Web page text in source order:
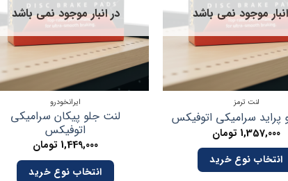
موجود نمی باشد
لنت ترمز
پراید سرامیکی اتوفیکس
1,357,000 تومان
انتخاب نوع خرید
در انبار موجود نمی باشد
ایرانخودرو
لنت جلو پیکان سرامیکی
اتوفیکس
1,449,000 تومان
انتخاب نوع خرید